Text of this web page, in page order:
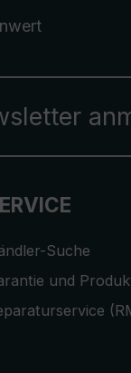
Suche
und